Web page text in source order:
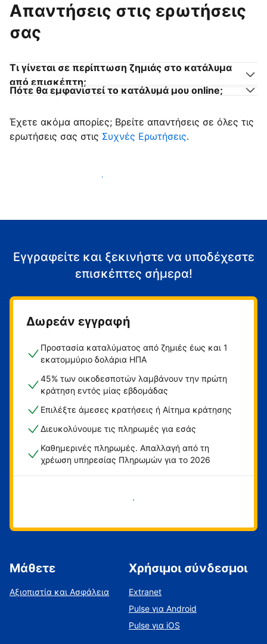
Απαντήσεις στις ερωτήσεις
σας
Τι γίνεται σε περίπτωση ζημιάς στο κατάλυμα
από επισκέπτη;
Πότε θα εμφανιστεί το κατάλυμά μου online;
Έχετε ακόμα απορίες; Βρείτε απαντήσεις σε όλες τις
ερωτήσεις σας στις Συχνές Ερωτήσεις.
Αρχίστε να υποδέχεστε επισκέπτες
Εγγραφείτε και ξεκινήστε να υποδέχεστε
επισκέπτες σήμερα!
Δωρεάν εγγραφή
Προστασία καταλύματος από ζημιές έως και 1
εκατομμύριο δολάρια ΗΠΑ
45% των οικοδεσποτών λαμβάνουν την πρώτη
κράτηση εντός μίας εβδομάδας
Επιλέξτε άμεσες κρατήσεις ή Αίτημα κράτησης
Διευκολύνουμε τις πληρωμές για εσάς
Καθημερινές πληρωμές. Απαλλαγή από τη
χρέωση υπηρεσίας Πληρωμών για το 2026
Ξεκινήστε τώρα
Μάθετε
Αξιοπιστία και Ασφάλεια
Χρήσιμοι σύνδεσμοι
Extranet
Pulse για Android
Pulse για iOS